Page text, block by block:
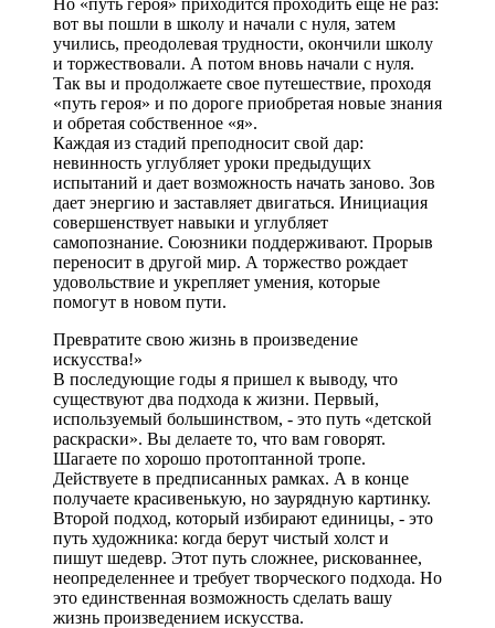
Но «путь героя» приходится проходить еще не раз:
вот вы пошли в школу и начали с нуля, затем
учились, преодолевая трудности, окончили школу
и торжествовали. А потом вновь начали с нуля.
Так вы и продолжаете свое путешествие, проходя
«путь героя» и по дороге приобретая новые знания
и обретая собственное «я».
Каждая из стадий преподносит свой дар:
невинность углубляет уроки предыдущих
испытаний и дает возможность начать заново. Зов
дает энергию и заставляет двигаться. Инициация
совершенствует навыки и углубляет
самопознание. Союзники поддерживают. Прорыв
переносит в другой мир. А торжество рождает
удовольствие и укрепляет умения, которые
помогут в новом пути.
Превратите свою жизнь в произведение
искусства!»
В последующие годы я пришел к выводу, что
существуют два подхода к жизни. Первый,
используемый большинством, - это путь «детской
раскраски». Вы делаете то, что вам говорят.
Шагаете по хорошо протоптанной тропе.
Действуете в предписанных рамках. А в конце
получаете красивенькую, но заурядную картинку.
Второй подход, который избирают единицы, - это
путь художника: когда берут чистый холст и
пишут шедевр. Этот путь сложнее, рискованнее,
неопределеннее и требует творческого подхода. Но
это единственная возможность сделать вашу
жизнь произведением искусства.